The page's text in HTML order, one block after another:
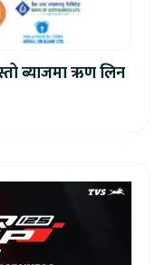
ब्याजमा ऋण लिन